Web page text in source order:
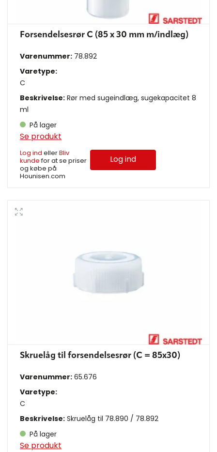
Forsendelsesrør C (85 x 30 mm m/indlæg)
Varenummer: 78.892
Varetype:
C
Beskrivelse: Rør med sugeindlæg, sugekapacitet 8
ml
På lager
Se produkt
Log ind ellerBliv
kundefor at se priser
og købe på
Hounisen.com
Log ind
Skruelåg til forsendelsesrør (C = 85x30)
Varenummer: 65.676
Varetype:
C
Beskrivelse: Skruelåg til 78.890 / 78.892
På lager
Se produkt